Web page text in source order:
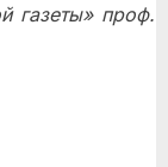
газеты» проф.